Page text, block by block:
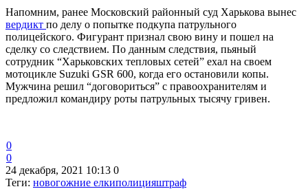
Напомним, ранее Московский районный суд Харькова вынес
вердикт по делу о попытке подкупа патрульного
полицейского. Фигурант признал свою вину и пошел на
сделку со следствием. По данным следствия, пьяный
сотрудник “Харьковских тепловых сетей” ехал на своем
мотоцикле Suzuki GSR 600, когда его остановили копы.
Мужчина решил “договориться” с правоохранителям и
предложил командиру роты патрульных тысячу гривен.
0
0
24 декабря, 2021 10:13 0
Теги: новогожние елкиполицияштраф